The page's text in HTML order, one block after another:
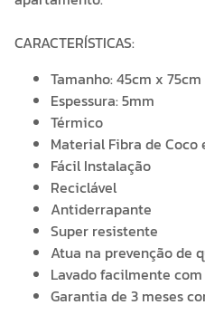
CARACTERÍSTICAS:
Tamanho: 45cm x 75cm
Espessura: 5mm
Térmico
Material Fibra de Coco
Fácil Instalação
Reciclável
Antiderrapante
Super resistente
Atua na prevenção de
Lavado facilmente
Garantia de 3 meses